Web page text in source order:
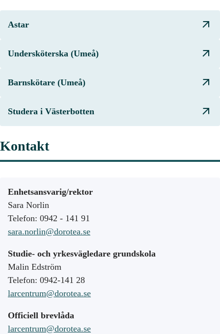
Astar
Undersköterska (Umeå)
Barnskötare (Umeå)
Studera i Västerbotten
Kontakt
Enhetsansvarig/rektor
Sara Norlin
Telefon: 0942 - 141 91
sara.norlin@dorotea.se
Studie- och yrkesvägledare grundskola
Malin Edström
Telefon: 0942-141 28
larcentrum@dorotea.se
Officiell brevlåda
larcentrum@dorotea.se